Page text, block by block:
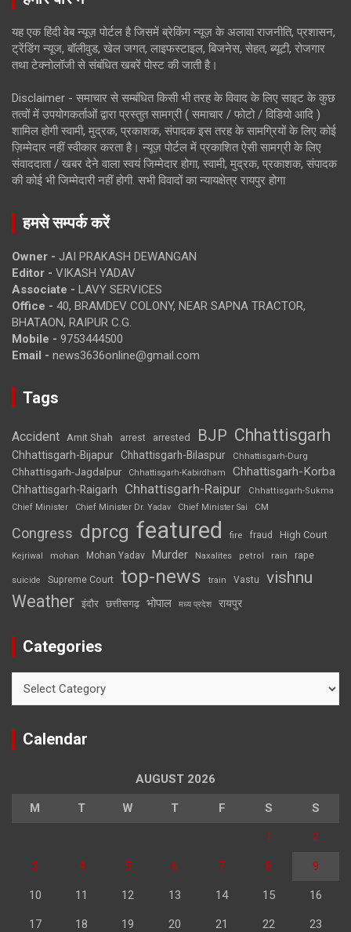
यह एक हिंदी वेब न्यूज़ पोर्टल है जिसमें ब्रेकिंग न्यूज़ के अलावा राजनीति, प्रशासन,
ट्रेंडिंग न्यूज, बॉलीवुड, खेल जगत, लाइफस्टाइल, बिजनेस, सेहत, ब्यूटी, रोजगार
तथा टेक्नोलॉजी से संबंधित खबरें पोस्ट की जाती है।
Disclaimer - समाचार से सम्बंधित किसी भी तरह के विवाद के लिए साइट के कुछ
तत्वों में उपयोगकर्ताओं द्वारा प्रस्तुत सामग्री ( समाचार / फोटो / विडियो आदि )
शामिल होगी स्वामी, मुद्रक, प्रकाशक, संपादक इस तरह के सामग्रियों के लिए कोई
ज़िम्मेदार नहीं स्वीकार करता है। न्यूज़ पोर्टल में प्रकाशित ऐसी सामग्री के लिए
संवाददाता / खबर देने वाला स्वयं जिम्मेदार होगा, स्वामी, मुद्रक, प्रकाशक, संपादक
की कोई भी जिम्मेदारी नहीं होगी. सभी विवादों का न्यायक्षेत्र रायपुर होगा
हमसे सम्पर्क करें
Owner - JAI PRAKASH DEWANGAN
Editor - VIKASH YADAV
Associate - LAVY SERVICES
Office - 40, BRAMDEV COLONY, NEAR SAPNA TRACTOR,
BHATAON, RAIPUR C.G.
Mobile - 9753444500
Email - news3636online@gmail.com
Tags
Accident Amit Shah arrest arrested BJP Chhattisgarh
Chhattisgarh-Bijapur Chhattisgarh-Bilaspur Chhattisgarh-Durg
Chhattisgarh-Jagdalpur Chhattisgarh-Kabirdham Chhattisgarh-Korba
Chhattisgarh-Raigarh Chhattisgarh-Raipur
Chhattisgarh-Sukma
Chief Minister
Chief Minister Dr. Yadav Chief Minister Sai CM
Congress dprcg featured fire fraud High Court
Kejriwal mohan Mohan Yadav Murder Naxalites petrol rain rape
suicide Supreme Court top-news train Vastu vishnu
Weather इंदौर छत्तीसगढ़ भोपाल मध्य प्रदेश रायपुर
Categories
Calendar
AUGUST 2026
M T W T F S S
1 2
3 4 5 6 7 8 9
10 11 12 13 14 15 16
17 18 19 20 21 22 23